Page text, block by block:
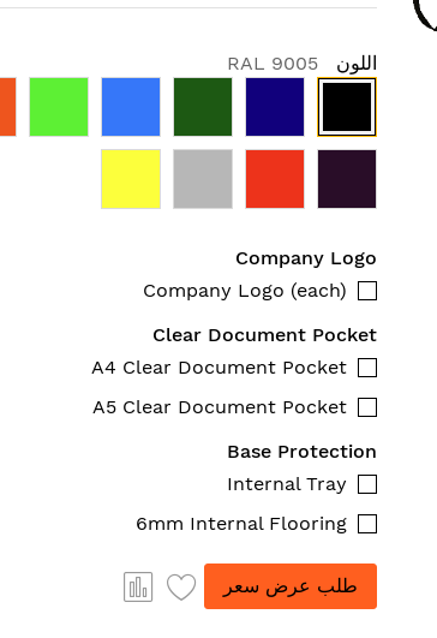
اللون RAL 9005
Company Logo
Company Logo (each)
Clear Document Pocket
A4 Clear Document Pocket
A5 Clear Document Pocket
Base Protection
Internal Tray
6mm Internal Flooring
طلب عرض سعر